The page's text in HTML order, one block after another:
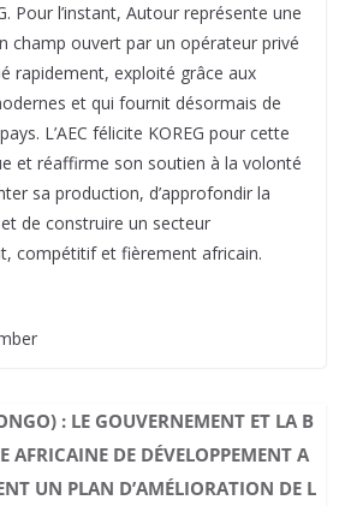
Pour l’instant, Autour représente une
champ ouvert par un opérateur privé
rapidement, exploité grâce aux
et qui fournit désormais de
L’AEC félicite KOREG pour cette
et réaffirme son soutien à la volonté
sa production, d’approfondir la
de construire un secteur
compétitif et fièrement africain.
: LE GOUVERNEMENT ET LA B
AFRICAINE DE DÉVELOPPEMENT A
UN PLAN D’AMÉLIORATION DE L